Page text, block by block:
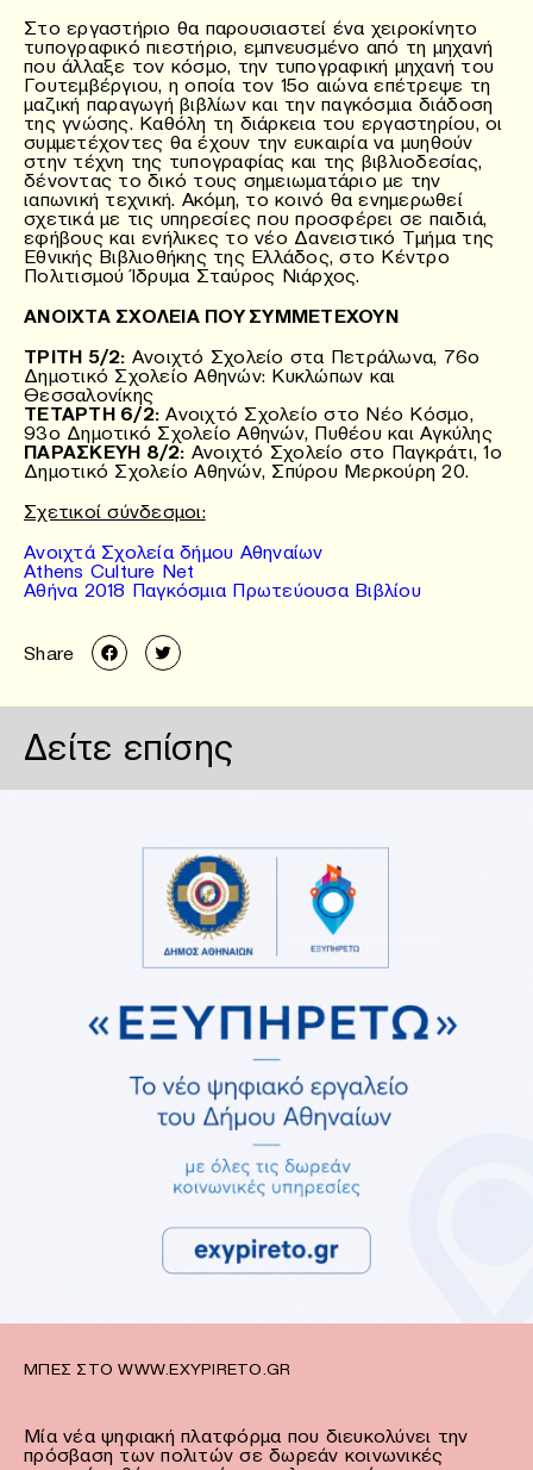
Στο εργαστήριο θα παρουσιαστεί ένα χειροκίνητο
τυπογραφικό πιεστήριο, εμπνευσμένο από τη μηχανή
που άλλαξε τον κόσμο, την τυπογραφική μηχανή του
Γουτεμβέργιου, η οποία τον 15ο αιώνα επέτρεψε τη
μαζική παραγωγή βιβλίων και την παγκόσμια διάδοση
της γνώσης. Καθόλη τη διάρκεια του εργαστηρίου, οι
συμμετέχοντες θα έχουν την ευκαιρία να μυηθούν
στην τέχνη της τυπογραφίας και της βιβλιοδεσίας,
δένοντας το δικό τους σημειωματάριο με την
ιαπωνική τεχνική. Ακόμη, το κοινό θα ενημερωθεί
σχετικά με τις υπηρεσίες που προσφέρει σε παιδιά,
εφήβους και ενήλικες το νέο Δανειστικό Τμήμα της
Εθνικής Βιβλιοθήκης της Ελλάδος, στο Κέντρο
Πολιτισμού Ίδρυμα Σταύρος Νιάρχος.
ΑΝΟΙΧΤΑ ΣΧΟΛΕΙΑ ΠΟΥ ΣΥΜΜΕΤΕΧΟΥΝ
ΤΡΙΤΗ 5/2: Ανοιχτό Σχολείο στα Πετράλωνα, 76ο
Δημοτικό Σχολείο Αθηνών: Κυκλώπων και
Θεσσαλονίκης
ΤΕΤΑΡΤΗ 6/2: Ανοιχτό Σχολείο στο Νέο Κόσμο,
93ο Δημοτικό Σχολείο Αθηνών, Πυθέου και Αγκύλης
ΠΑΡΑΣΚΕΥΗ 8/2: Ανοιχτό Σχολείο στο Παγκράτι, 1ο
Δημοτικό Σχολείο Αθηνών, Σπύρου Μερκούρη 20.
Σχετικοί σύνδεσμοι:
Ανοιχτά Σχολεία δήμου Αθηναίων
Athens Culture Net
Αθήνα 2018 Παγκόσμια Πρωτεύουσα Βιβλίου
Share
Δείτε επίσης
ΜΠΕΣ ΣΤΟ WWW.EXYPIRETO.GR
Μία νέα ψηφιακή πλατφόρμα που διευκολύνει την
πρόσβαση των πολιτών σε δωρεάν κοινωνικές